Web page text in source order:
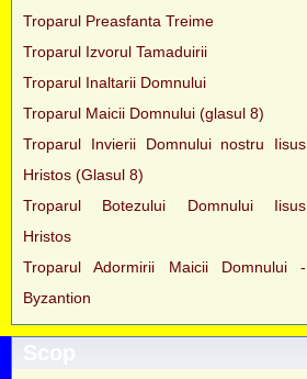
Troparul Preasfanta Treime
Troparul Izvorul Tamaduirii
Troparul Inaltarii Domnului
Troparul Maicii Domnului (glasul 8)
Troparul Invierii Domnului nostru Iisus
Hristos (Glasul 8)
Troparul Botezului Domnului Iisus
Hristos
Troparul Adormirii Maicii Domnului -
Byzantion
Scop